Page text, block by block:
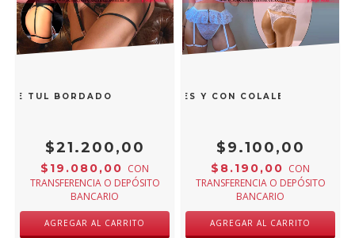
DE TUL BORDADO CON LIGAS NEGRO E 2081N
$21.200,00
$19.080,00 CON
TRANSFERENCIA O DEPÓSITO
BANCARIO
AGREGAR AL CARRITO
DE ENCAJE CON TIRAS Y ARNES Y CON COLALESS
$9.100,00
$8.190,00 CON
TRANSFERENCIA O DEPÓSITO
BANCARIO
AGREGAR AL CARRITO